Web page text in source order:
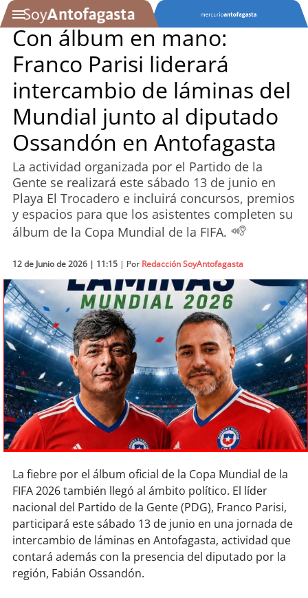
SOYTV
Podcast
Actualidad
Entretención
Economía
Tecnología
Sostenibilidad
soychile
soyarica
soyiquique
soycalama
soyantofagasta
soycopiapó
soyvalparaíso
Con álbum en mano:
Franco Parisi liderará
intercambio de láminas del
Mundial junto al diputado
Ossandón en Antofagasta
La actividad organizada por el Partido de la
Gente se realizará este sábado 13 de junio en
Playa El Trocadero e incluirá concursos, premios
y espacios para que los asistentes completen su
álbum de la Copa Mundial de la FIFA.
12 de Junio de 2026 | 11:15 | Por Redacción SoyAntofagasta
La fiebre por el álbum oficial de la Copa Mundial de la
FIFA 2026 también llegó al ámbito político. El líder
nacional del Partido de la Gente (PDG), Franco Parisi,
participará este sábado 13 de junio en una jornada de
intercambio de láminas en Antofagasta, actividad que
contará además con la presencia del diputado por la
región, Fabián Ossandón.